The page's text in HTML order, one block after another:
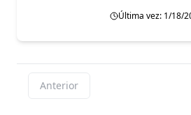
Última vez: 1/18/
Anterior